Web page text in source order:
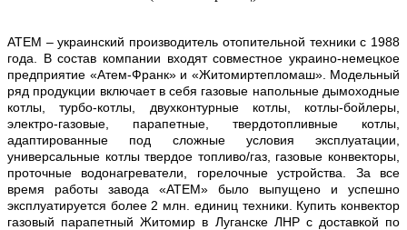
АТЕМ – украинский производитель отопительной техники с 1988
года. В состав компании входят совместное украино-немецкое
предприятие «Атем-Франк» и «Житомиртепломаш». Модельный
ряд продукции включает в себя газовые напольные дымоходные
котлы, турбо-котлы, двухконтурные котлы, котлы-бойлеры,
электро-газовые, парапетные, твердотопливные котлы,
адаптированные под сложные условия эксплуатации,
универсальные котлы твердое топливо/газ, газовые конвекторы,
проточные водонагреватели, горелочные устройства. За все
время работы завода «АТЕМ» было выпущено и успешно
эксплуатируется более 2 млн. единиц техники. Купить конвектор
газовый парапетный Житомир в Луганске ЛНР с доставкой по